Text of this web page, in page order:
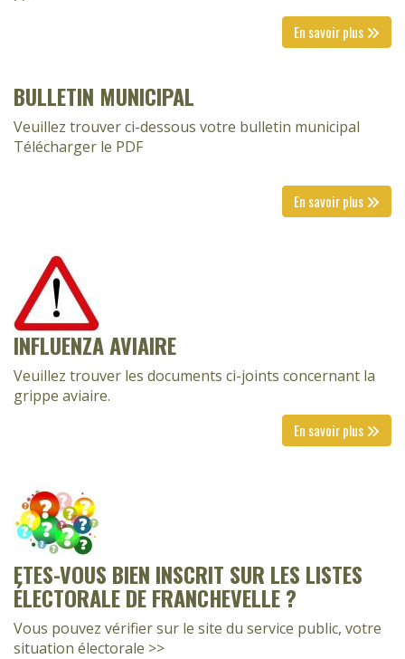
En savoir plus
BULLETIN MUNICIPAL
Veuillez trouver ci-dessous votre bulletin municipal
Télécharger le PDF
En savoir plus
INFLUENZA AVIAIRE
Veuillez trouver les documents ci-joints concernant la
grippe aviaire.
En savoir plus
ETES-VOUS BIEN INSCRIT SUR LES LISTES
ÉLECTORALE DE FRANCHEVELLE ?
Vous pouvez vérifier sur le site du service public, votre
situation électorale >>